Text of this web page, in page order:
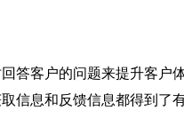
客户的问题来提升客户
信息和反馈信息都得到了